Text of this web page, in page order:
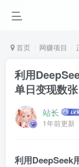
首页 网赚项目
利用
单日变现数张
站长
1年前更新
利用DeepSeek